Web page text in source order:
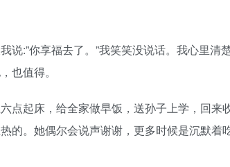
:”你享福去了。”我笑笑没说话。我心里清
也值得。
起床，给全家做早饭，送孙子上学，回来
的。她偶尔会说声谢谢，更多时候是沉默着